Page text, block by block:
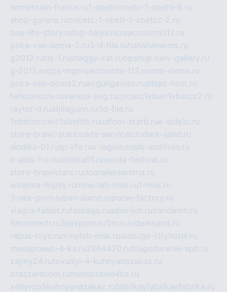
hometown-france.ru1-xbeticricetc-1-xbetti-5.ru
shop-garena.rucricetc-1-xbetr-1-xbetcc-2.ru
one-life-story.rutop-halyava.ruaccounts112.ru
poka-vse-doma-2.ru3-d-file.ru hahahaharms.ru
g2012.rutst-1.rushaggy-cat.ruopsmgr.ruev-gallery.ru
g-2012.ruops-mgr.ruaccounts-112.rucsm-demo.ru
poka-vse-doma2.ruairgungames.ruallseo-host.ru
tehosmotre.ruvarieta-yug.rucricetc1xbetr1xbetcc2.ru
raytor-d.ruatillagunn.ru3d-file.ru
1xbeticricetc1xbetti5.ruuafoot-statti.rue-abis1c.ru
store-brawl-stars.rukts-services.rudark-sand.ru
sindika-01.rusp-life.rux-legion.rusib-archives.ru
e-abis-1-c.rusindika01.ruvenda-festival.ru
store-brawlstars.rudooraleksandria.ru
antenna-highly.ru mine-lab-msk.ru1-mus.ru
3-sex-porn.ruban-damn.rupurse-factory.ru
viagra-tablet.rufasbags.ruadler-jun.rubandamn.ru
fincontech.ru3sexporn.ru1mus.rudarksand.ru
rebus-toys.ru minelab-msk.rualabuga-cityhotel.ru
medsprawo-4-ka.ru2864420.rublagodarenie-spb.ru
zajmy24.rutovudyi-4-kuhnyanazakaz.ru
brazzerscom.ru medsprawo4ka.ru
xehyroo5kuhnyanazakaz.rufabrikayfabrikaefabrika.ru